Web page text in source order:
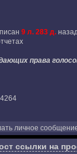
9 л. 283 д.
права
личное
ссылки на